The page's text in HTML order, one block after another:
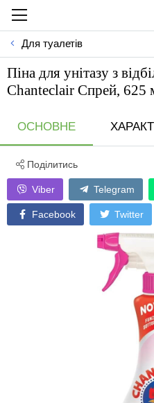
Для туалетів
Піна для унітазу з
Chanteclair Спрей, 625
ОСНОВНЕ
Поділитись
Viber Telegram
Facebook Twitter